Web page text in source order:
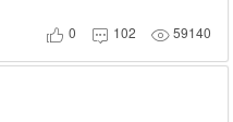
 0  102 59140